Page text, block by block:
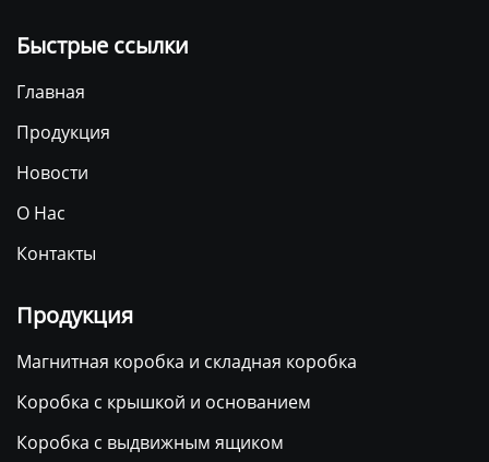
Быстрые ссылки
Главная
Продукция
Новости
О Нас
Контакты
Продукция
Магнитная коробка и складная коробка
Коробка с крышкой и основанием
Коробка с выдвижным ящиком